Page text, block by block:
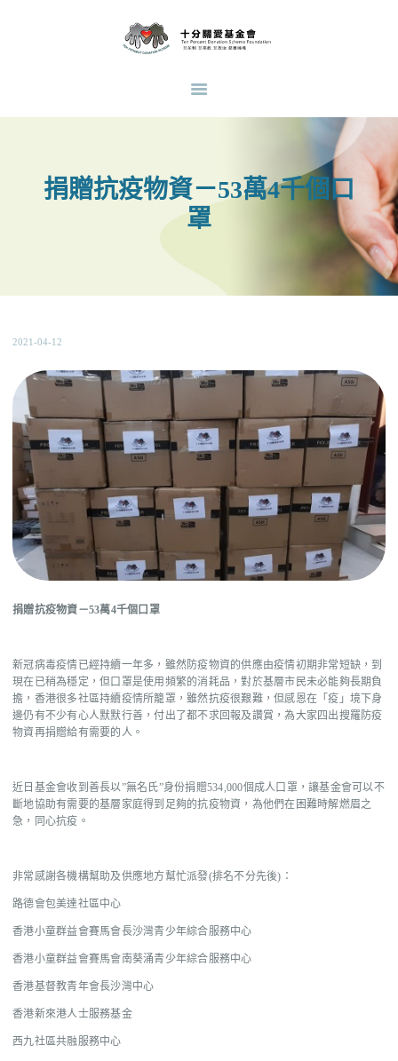
捐贈抗疫物資－53萬4千個口
罩
十分關愛基金會
劃。
關於我們
捐助項目
受助個案分享
招募義工導師
中文
EN
2021-04-12
捐贈抗疫物資－53萬4千個口罩
新冠病毒疫情已經持續一年多，雖然防疫物資的供應由疫情初期非常短缺，到
現在已稍為穩定，但口罩是使用頻繁的消耗品，對於基層市民未必能夠長期負
擔，香港很多社區持續疫情所籠罩，雖然抗疫很艱難，但感恩在「疫」境下身
邊仍有不少有心人默默行善，付出了都不求回報及讚賞，為大家四出搜羅防疫
物資再捐贈給有需要的人。
近日基金會收到善長以”無名氏”身份捐贈534,000個成人口罩，讓基金會可以不
斷地協助有需要的基層家庭得到足夠的抗疫物資，為他們在困難時解燃眉之
急，同心抗疫。
非常感謝各機構幫助及供應地方幫忙派發(排名不分先後)：
路德會包美達社區中心
香港小童群益會賽馬會長沙灣青少年綜合服務中心
香港小童群益會賽馬會南葵涌青少年綜合服務中心
香港基督教青年會長沙灣中心
香港新來港人士服務基金
西九社區共融服務中心